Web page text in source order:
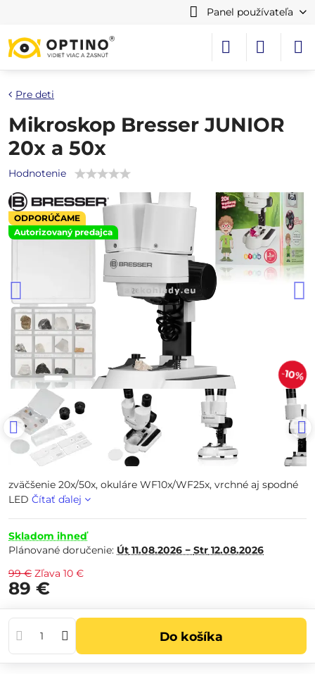
Panel používateľa
ODPORÚČAME
Autorizovaný predajca
10%
Pre deti
Mikroskop Bresser JUNIOR
20x a 50x
Hodnotenie
zväčšenie 20x/50x, okuláre WF10x/WF25x, vrchné aj spodné
LED Čítať ďalej
Skladom ihneď
Plánované doručenie: Út 11.08.2026 − Str 12.08.2026
99 € Zľava 10 €
89 €
Do košíka